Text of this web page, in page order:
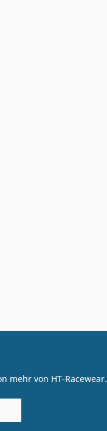
mehr von HT-Racewear.